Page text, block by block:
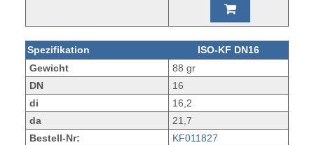
Spezifikation
ISO-KF DN16
Gewicht
88 gr
DN
16
di
16,2
da
21,7
Bestell-Nr:
KF011827